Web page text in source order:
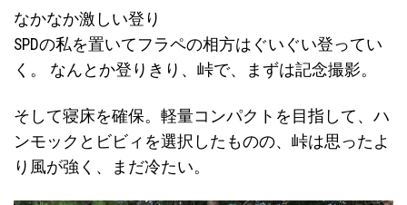
なかなか激しい登り
SPDの私を置いてフラペの相方はぐいぐい登ってい
く。 なんとか登りきり、峠で、まずは記念撮影。
そして寝床を確保。軽量コンパクトを目指して、ハ
ンモックとビビィを選択したものの、峠は思ったよ
り風が強く、まだ冷たい。